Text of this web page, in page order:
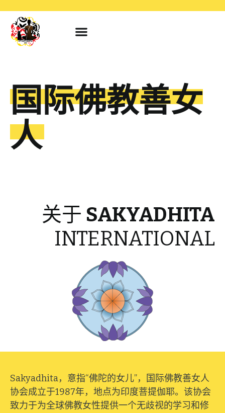
国际佛教善女
人
关于 SAKYADHITA
INTERNATIONAL
Sakyadhita，意指“佛陀的女儿”，国际佛教善女人
协会成立于1987年，地点为印度菩提伽耶。该协会
致力于为全球佛教女性提供一个无歧视的学习和修